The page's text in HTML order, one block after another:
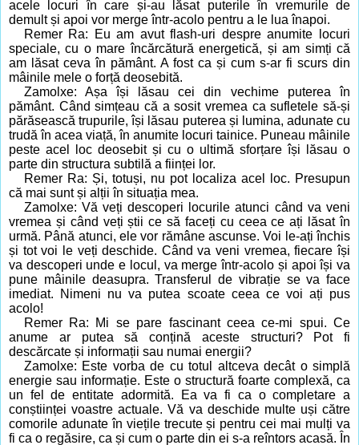
acele locuri în care și-au lăsat puterile în vremurile de
demult și apoi vor merge într-acolo pentru a le lua înapoi.
Remer Ra: Eu am avut flash-uri despre anumite locuri
speciale, cu o mare încărcătură energetică, și am simți că
am lăsat ceva în pământ. A fost ca și cum s-ar fi scurs din
mâinile mele o forță deosebită.
Zamolxe: Așa își lăsau cei din vechime puterea în
pământ. Când simțeau că a sosit vremea ca sufletele să-și
părăsească trupurile, își lăsau puterea și lumina, adunate cu
trudă în acea viață, în anumite locuri tainice. Puneau mâinile
peste acel loc deosebit și cu o ultimă sforțare își lăsau o
parte din structura subtilă a ființei lor.
Remer Ra: Și, totuși, nu pot localiza acel loc. Presupun
că mai sunt și alții în situația mea.
Zamolxe: Vă veți descoperi locurile atunci când va veni
vremea și când veți știi ce să faceți cu ceea ce ați lăsat în
urmă. Până atunci, ele vor rămâne ascunse. Voi le-ați închis
și tot voi le veți deschide. Când va veni vremea, fiecare își
va descoperi unde e locul, va merge într-acolo și apoi își va
pune mâinile deasupra. Transferul de vibrație se va face
imediat. Nimeni nu va putea scoate ceea ce voi ați pus
acolo!
Remer Ra: Mi se pare fascinant ceea ce-mi spui. Ce
anume ar putea să conțină aceste structuri? Pot fi
descărcate și informații sau numai energii?
Zamolxe: Este vorba de cu totul altceva decât o simplă
energie sau informație. Este o structură foarte complexă, ca
un fel de entitate adormită. Ea va fi ca o completare a
conștiinței voastre actuale. Vă va deschide multe uși către
comorile adunate în viețile trecute și pentru cei mai mulți va
fi ca o regăsire, ca și cum o parte din ei s-a reîntors acasă. În